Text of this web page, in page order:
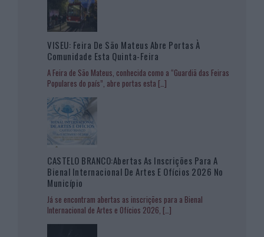
VISEU: Feira De São Mateus Abre Portas À
Comunidade Esta Quinta-Feira
A Feira de São Mateus, conhecida como a “Guardiã das Feiras
Populares do país”, abre portas esta […]
CASTELO BRANCO:Abertas As Inscrições Para A
Bienal Internacional De Artes E Ofícios 2026 No
Município
Já se encontram abertas as inscrições para a Bienal
Internacional de Artes e Ofícios 2026, […]